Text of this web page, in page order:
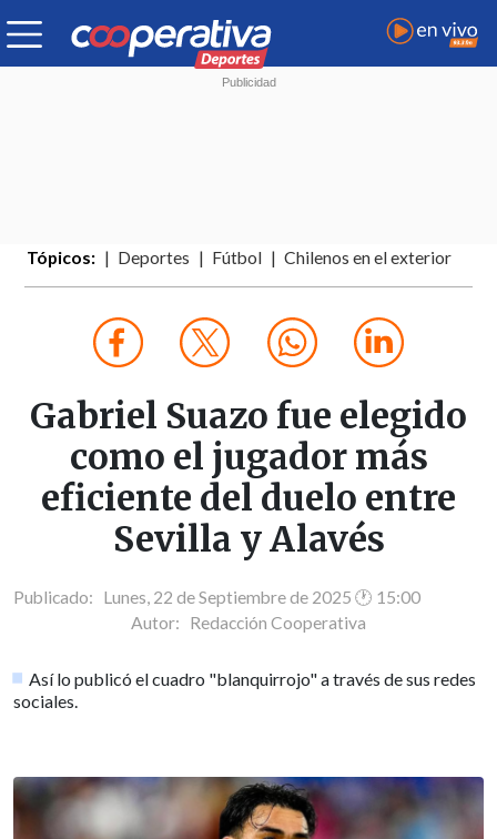
Tópicos: Deportes Fútbol Chilenos en el exterior
Gabriel Suazo fue elegido
como el jugador más
eficiente del duelo entre
Sevilla y Alavés
Publicado: Lunes, 22 de Septiembre de 2025 🕐 15:00
Autor: Redacción Cooperativa
Así lo publicó el cuadro "blanquirrojo" a través de sus redes
sociales.